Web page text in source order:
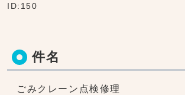
ID:150
件名
ごみクレーン点検修理